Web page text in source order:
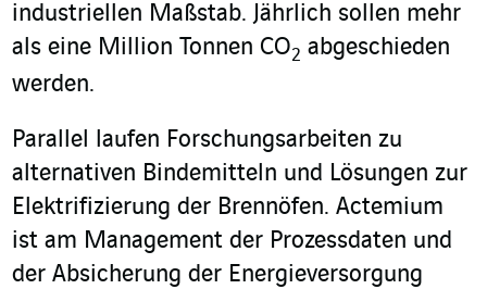
industriellen Maßstab. Jährlich sollen mehr
als eine Million Tonnen CO2 abgeschieden
werden.
Parallel laufen Forschungsarbeiten zu
alternativen Bindemitteln und Lösungen zur
Elektrifizierung der Brennöfen. Actemium
ist am Management der Prozessdaten und
der Absicherung der Energieversorgung